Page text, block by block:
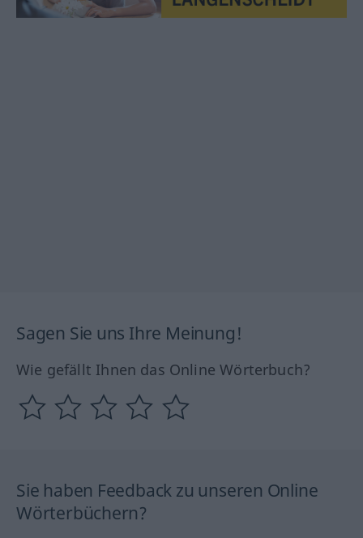
Sagen Sie uns Ihre Meinung!
Wie gefällt Ihnen das Online Wörterbuch?
Sie haben Feedback zu unseren Online
Wörterbüchern?